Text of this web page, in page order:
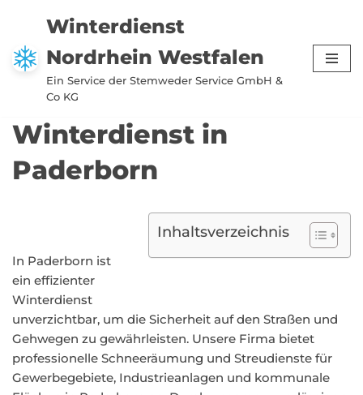
Zum
Inhalt
springen
Winterdienst
Nordrhein Westfalen
Ein Service der Stemweder Service GmbH &
Co KG
Winterdienst in
Paderborn
Inhaltsverzeichnis
In Paderborn ist
ein effizienter
Winterdienst
unverzichtbar, um die Sicherheit auf den Straßen und
Gehwegen zu gewährleisten. Unsere Firma bietet
professionelle Schneeräumung und Streudienste für
Gewerbegebiete, Industrieanlagen und kommunale